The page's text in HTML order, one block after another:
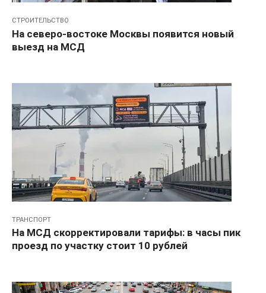
СТРОИТЕЛЬСТВО
На северо-востоке Москвы появится новый
выезд на МСД
ТРАНСПОРТ
На МСД скорректировали тарифы: в часы пик
проезд по участку стоит 10 рублей